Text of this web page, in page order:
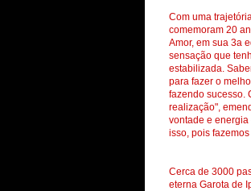
Com uma
comemoram 20
Amor, em sua 3a
sensação que
estabilizada.
para fazer o
fazendo sucesso.
realização",
vontade e energia
isso, pois
Cerca de 3000
eterna Garota de